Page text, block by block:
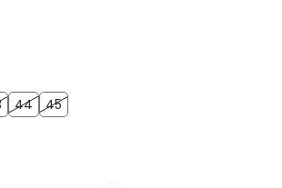
4344444545